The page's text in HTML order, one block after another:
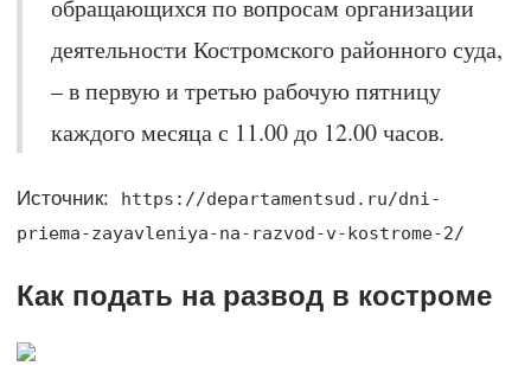
обращающихся по вопросам организации
деятельности Костромского районного суда,
– в первую и третью рабочую пятницу
каждого месяца с 11.00 до 12.00 часов.
Источник:
https://departamentsud.ru/dni-
priema-zayavleniya-na-razvod-v-kostrome-2/
Как подать на развод в костроме